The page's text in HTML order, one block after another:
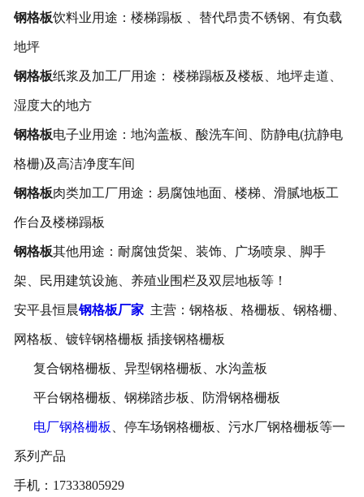
钢格板饮料业用途：楼梯蹋板 、替代昂贵不锈钢、有负载
地坪
钢格板纸浆及加工厂用途： 楼梯蹋板及楼板、地坪走道、
湿度大的地方
钢格板电子业用途：地沟盖板、酸洗车间、防静电(抗静电
格栅)及高洁净度车间
钢格板肉类加工厂用途：易腐蚀地面、楼梯、滑腻地板工
作台及楼梯蹋板
钢格板其他用途：耐腐蚀货架、装饰、广场喷泉、脚手
架、民用建筑设施、养殖业围栏及双层地板等！
安平县恒晨钢格板厂家 主营：钢格板、格栅板、钢格栅、
网格板、镀锌钢格栅板 插接钢格栅板
复合钢格栅板、异型钢格栅板、水沟盖板
平台钢格栅板、钢梯踏步板、防滑钢格栅板
电厂钢格栅板 、停车场钢格栅板、污水厂钢格栅板等一
系列产品
手机：17333805929